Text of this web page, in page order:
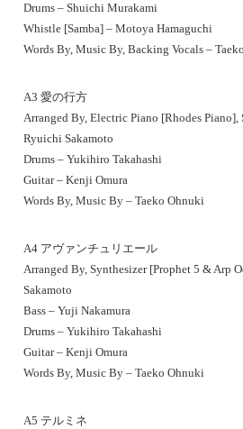
Drums – Shuichi Murakami
Whistle [Samba] – Motoya Hamaguchi
Words By, Music By, Backing Vocals –
A3 愛の行方
Arranged By, Electric Piano [Rhodes Piano],
Ryuichi Sakamoto
Drums – Yukihiro Takahashi
Guitar – Kenji Omura
Words By, Music By – Taeko Ohnuki
A4 アヴァンチュリエール
Arranged By, Synthesizer [Prophet 5 & Arp
Sakamoto
Bass – Yuji Nakamura
Drums – Yukihiro Takahashi
Guitar – Kenji Omura
Words By, Music By – Taeko Ohnuki
A5 テルミネ